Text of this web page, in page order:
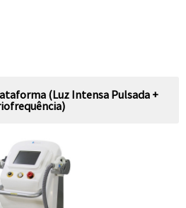
(Luz Intensa Pulsada +